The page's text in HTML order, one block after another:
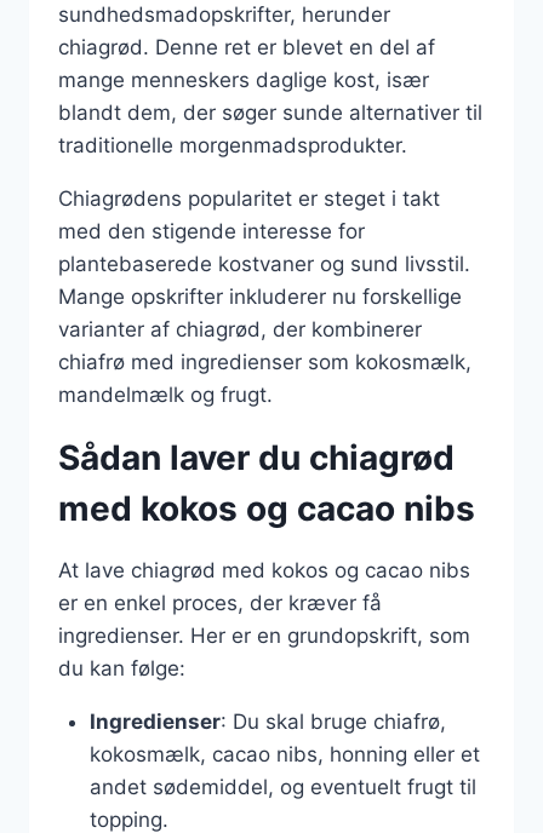
sundhedsmadopskrifter, herunder
chiagrød. Denne ret er blevet en del af
mange menneskers daglige kost, især
blandt dem, der søger sunde alternativer til
traditionelle morgenmadsprodukter.
Chiagrødens popularitet er steget i takt
med den stigende interesse for
plantebaserede kostvaner og sund livsstil.
Mange opskrifter inkluderer nu forskellige
varianter af chiagrød, der kombinerer
chiafrø med ingredienser som kokosmælk,
mandelmælk og frugt.
Sådan laver du chiagrød
med kokos og cacao nibs
At lave chiagrød med kokos og cacao nibs
er en enkel proces, der kræver få
ingredienser. Her er en grundopskrift, som
du kan følge:
Ingredienser: Du skal bruge chiafrø,
kokosmælk, cacao nibs, honning eller et
andet sødemiddel, og eventuelt frugt til
topping.